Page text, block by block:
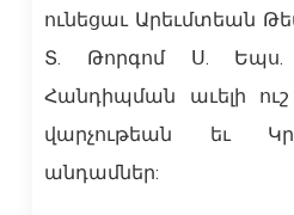
ունեցաւ Արեւմտեան
Տ. Թորգոմ Ս. Եպս.
Հանդիպման աւելի
վարչութեան եւ
անդամներ: